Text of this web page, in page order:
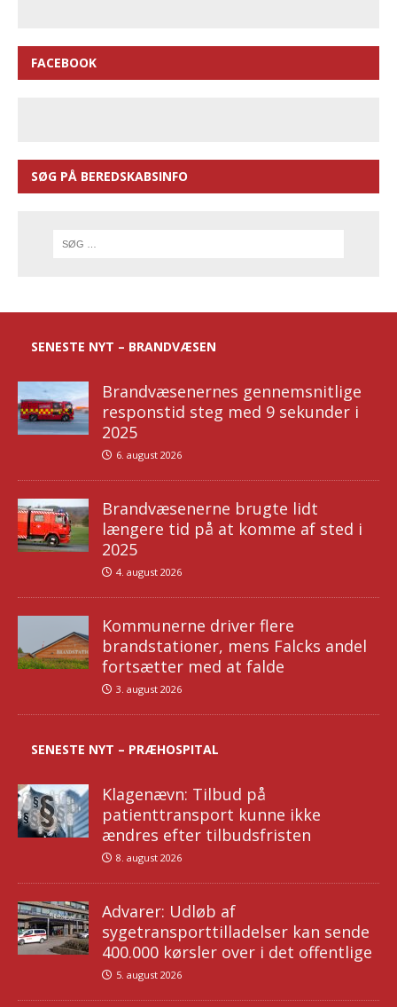
FACEBOOK
SØG PÅ BEREDSKABSINFO
SENESTE NYT – BRANDVÆSEN
Brandvæsenernes gennemsnitlige
responstid steg med 9 sekunder i
2025
6. august 2026
Brandvæsenerne brugte lidt
længere tid på at komme af sted i
2025
4. august 2026
Kommunerne driver flere
brandstationer, mens Falcks andel
fortsætter med at falde
3. august 2026
SENESTE NYT – PRÆHOSPITAL
Klagenævn: Tilbud på
patienttransport kunne ikke
ændres efter tilbudsfristen
8. august 2026
Advarer: Udløb af
sygetransporttilladelser kan sende
400.000 kørsler over i det offentlige
5. august 2026